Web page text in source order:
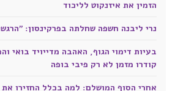
הזמין את איזנקוט לליכוד
נרי ליבנה חשפה שחלתה בפרקינסון:
בעיות דימוי הגוף, האהבה מדייויד בואי
קודרו מזמן לא רק פיבי בופה
אחרי הסוף המושלם: למה בכלל החזירו